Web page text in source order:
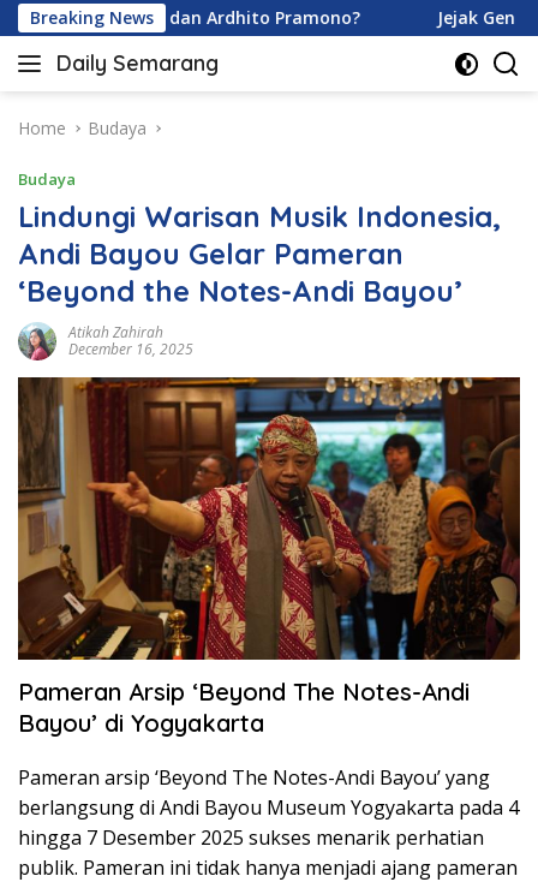
Skip
to
content
Breaking News
Karamoy dan Ardhito Pramono? Jejak Gen Buka
Daily Semarang
"Semarang
Ini:
Terkini
untuk
Anda"
Home Budaya
Budaya
Lindungi Warisan Musik Indonesia,
Andi Bayou Gelar Pameran
‘Beyond the Notes-Andi Bayou’
Atikah Zahirah
December 16, 2025
Pameran Arsip ‘Beyond The Notes-Andi
Bayou’ di Yogyakarta
Pameran arsip ‘Beyond The Notes-Andi Bayou’ yang
berlangsung di Andi Bayou Museum Yogyakarta pada 4
hingga 7 Desember 2025 sukses menarik perhatian
publik. Pameran ini tidak hanya menjadi ajang pameran